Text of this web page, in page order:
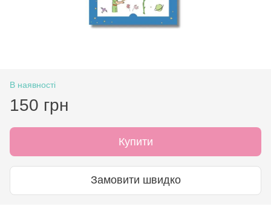
В наявності
150 грн
Купити
Замовити швидко